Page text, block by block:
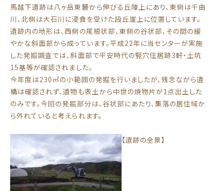
馬越下遺跡は八ヶ岳東麓から伸びる丘陵上にあり、東側は千曲
川、北側は大石川に浸食を受けた段丘崖上に位置しています。
遺跡内の地形は、西側の尾根状部、東側の谷状部、その間の緩
やかな斜面部から成っています。平成22年に当センターが実施
した発掘調査では、斜面部で平安時代の竪穴住居跡3軒・土坑
15基等が確認されました。
今年度は230㎡の小範囲の発掘を行いましたが、残念ながら遺
構は確認されず、遺物も表土から中世の焼物片が1点出土した
のみです。今回の発掘部分は、谷状部にあたり、集落の居住域か
ら外れていると考えられます。
【遺跡の全景】